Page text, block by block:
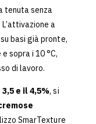
tenuta senza
a
basi già pronte,
sopra i 10 °C,
di lavoro.
3,5 e il 4,5%, si
SmarTexture